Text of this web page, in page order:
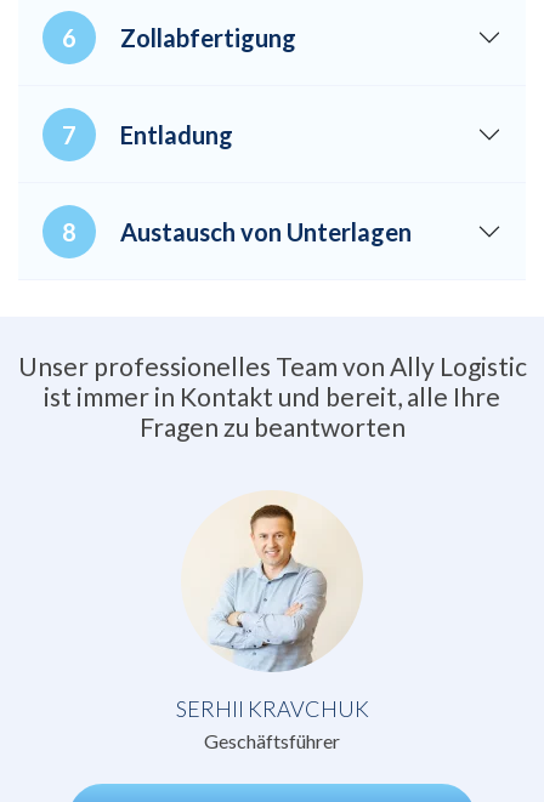
Zollabfertigung
Entladung
Austausch von Unterlagen
Unser professionelles Team von Ally Logistic
ist immer in Kontakt und bereit, alle Ihre
Fragen zu beantworten
SERHII KRAVCHUK
Geschäftsführer